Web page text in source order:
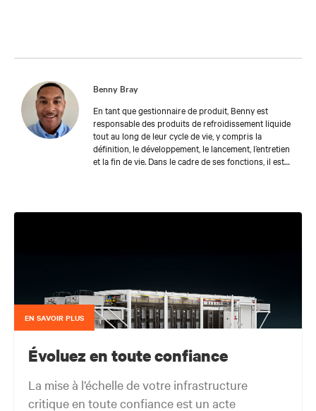
Benny Bray
En tant que gestionnaire de produit, Benny est
responsable des produits de refroidissement liquide
tout au long de leur cycle de vie, y compris la
définition, le développement, le lancement, l’entretien
et la fin de vie. Dans le cadre de ses fonctions, il est
l’offre de l’entreprise nécessaires pour soutenir
EN SAVOIR PLUS
Évoluez en toute confiance
La mise à l’échelle de votre infrastructure
critique en toute confiance est un acte